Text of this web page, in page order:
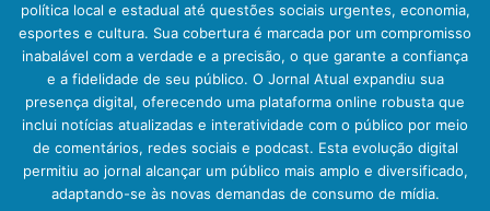
política local e estadual até questões sociais urgentes, economia,
esportes e cultura. Sua cobertura é marcada por um compromisso
inabalável com a verdade e a precisão, o que garante a confiança
e a fidelidade de seu público. O Jornal Atual expandiu sua
presença digital, oferecendo uma plataforma online robusta que
inclui notícias atualizadas e interatividade com o público por meio
de comentários, redes sociais e podcast. Esta evolução digital
permitiu ao jornal alcançar um público mais amplo e diversificado,
adaptando-se às novas demandas de consumo de mídia.